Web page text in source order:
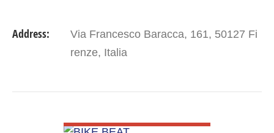
Address:
Via Francesco Baracca, 161, 50127 Fi
renze, Italia